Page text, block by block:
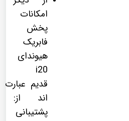
امکانات
پخش
فابریک
هیوندای
i20
قدیم عبارت
اند از:
پشتیبانی